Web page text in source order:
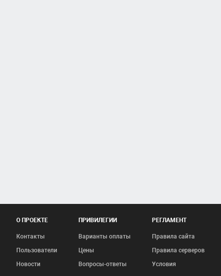
О ПРОЕКТЕ
Контакты
Пользователи
Новости
ПРИВИЛЕГИИ
Варианты оплаты
Цены
Вопросы-ответы
РЕГЛАМЕНТ
Правила сайта
Правила серверов
Условия